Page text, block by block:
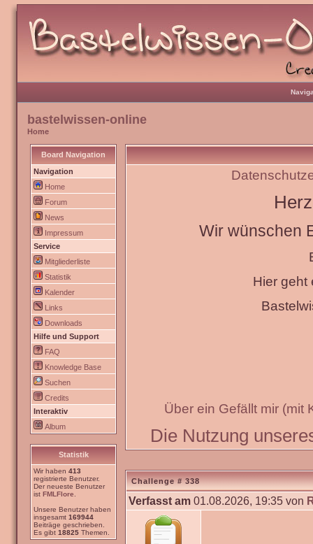
bastelwissen-online
Home
Board Navigation
Navigation
Home
Forum
News
Impressum
Service
Mitgliederliste
Statistik
Kalender
Links
Downloads
Hilfe und Support
FAQ
Knowledge Base
Suchen
Credits
Interaktiv
Album
Statistik
Wir haben 413
registrierte Benutzer.
Der neueste Benutzer
ist FMLFlore
Unsere Benutzer haben
insgesamt 169944
Beiträge geschrieben.
Es gibt 18825 Themen.
Wir wünschen
Hier geht
Über ein Gefällt mir (mit
Die Nutzung
Challenge # 338
Verfasst am 01.08.2026, 19:35 von